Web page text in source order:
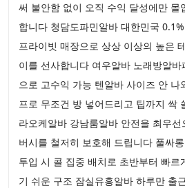
써 불안함 없이 오직 수익 달성에만 몰
합니다 청담도파민알바 대한민국
프라이빗 매장으로 상상 이상의 높은
이를 선사합니다 여우알바 노래방알
으로 고수익 가능 텐알바 사이즈 안 나
프로 무조건 방 넣어드리고 팁까지 싹
라오케알바 강남룸알바 안전을 최우
버시를 철저히 보호해 드립니다 풀싸
투입 시 콜 집중 배치로 초반부터 빠
기 쉬운 구조 잠실유흥알바 하루만 출